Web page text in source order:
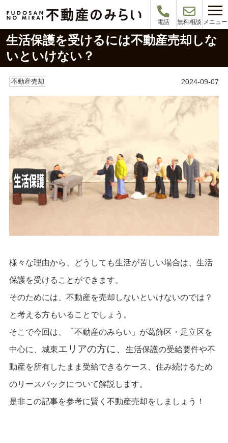
電話 無料相談 メニュー
生活保護を受けるには不動産売却しな
いといけない？
不動産売却 2024-09-07
様々な理由から、どうしても生活が苦しい場合は、生活
保護を受けることができます。
そのためには、不動産を売却しないといけないのでは？
と考える方もいることでしょう。
そこで今回は、
「 不動産のみらい 」が葛飾区・足立区を
中心に、城東エリアの方に、
生活保護の受給要件や不
動産を所有したまま受給できるケース、住み続けるため
のリースバックについて解説します。
是非この記事を参考に賢く不動産売却をしましょう！